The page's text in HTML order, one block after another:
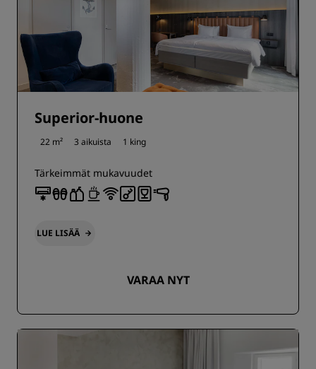
Superior-huone
22 m² 3 aikuista 1 king
Tärkeimmät mukavuudet
LUE LISÄÄ
VARAA NYT